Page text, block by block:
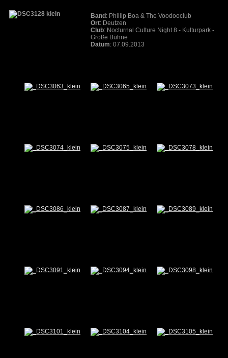
Band : Phillip Boa & The Voodooclub
Ort: Deutzen
Club: Nocturnal Culture Night 8 - Kulturpark -
Große Bühne
Datum: 07.09.2013